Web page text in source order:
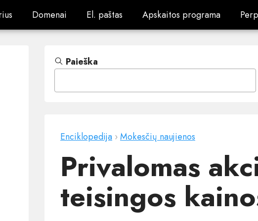
Domenai
Domenai El. paštas
El. paštas Apskaitos programa
Apskaitos programa
Paieška
Enciklopedija ›Mokesčių naujienos
Privalomas
teisingos